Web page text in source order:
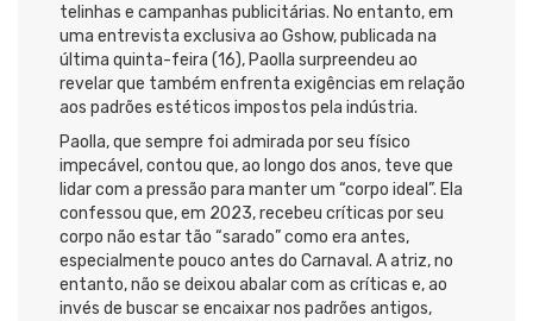
telinhas e campanhas publicitárias. No entanto, em
uma entrevista exclusiva ao Gshow, publicada na
última quinta-feira (16), Paolla surpreendeu ao
revelar que também enfrenta exigências em relação
aos padrões estéticos impostos pela indústria.
Paolla, que sempre foi admirada por seu físico
impecável, contou que, ao longo dos anos, teve que
lidar com a pressão para manter um “corpo ideal”. Ela
confessou que, em 2023, recebeu críticas por seu
corpo não estar tão “sarado” como era antes,
especialmente pouco antes do Carnaval. A atriz, no
entanto, não se deixou abalar com as críticas e, ao
invés de buscar se encaixar nos padrões antigos,